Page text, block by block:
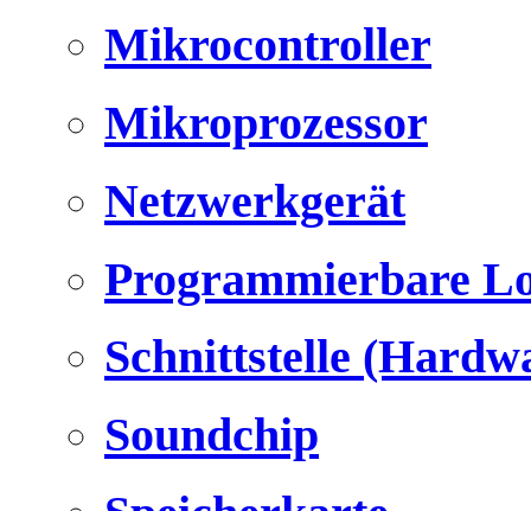
Mikrocontroller
Mikroprozessor
Netzwerkgerät
Programmierbare
Schnittstelle
Soundchip